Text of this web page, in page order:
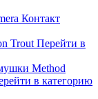
Контакт
Trout Перейти в
Method
в категорию